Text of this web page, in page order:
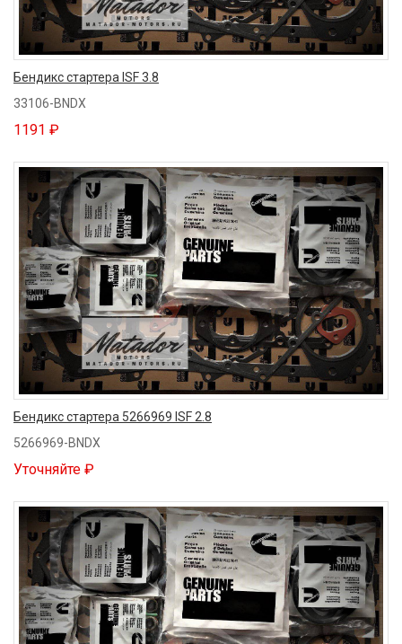
Бендикс стартера ISF 3.8
33106-BNDX
1191 ₽
Бендикс стартера 5266969 ISF 2.8
5266969-BNDX
Уточняйте ₽